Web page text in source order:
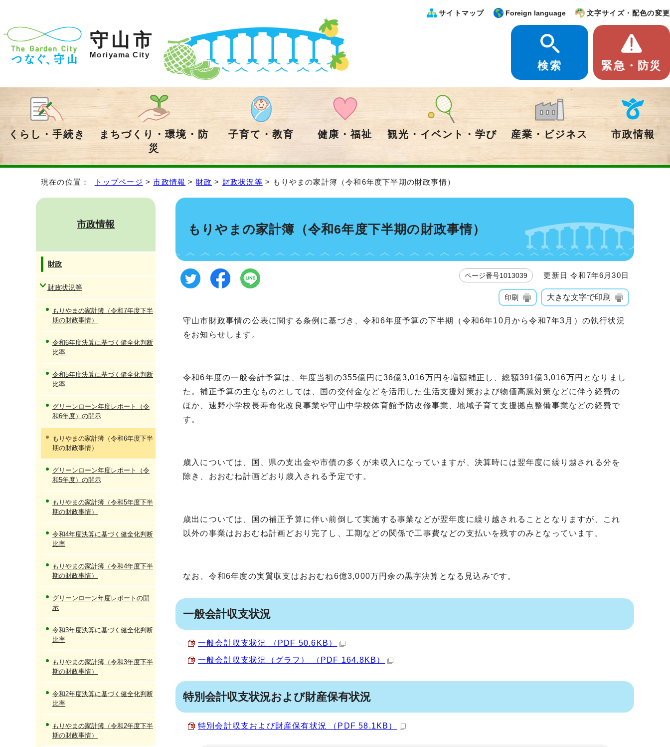
守山市
Moriyama City
サイトマップ Foreign language 文字サイズ・配色の変更
検索 緊急・防災
くらし・手続き
まちづくり・環境・防
災
子育て・教育 健康・福祉 観光・イベント・学び 産業・ビジネス 市政情報
現在の位置： トップページ >市政情報 > 財政 > 財政状況等 > もりやまの家計簿（令和6年度下半期の財政事情）
もりやまの家計簿（令和6年度下半期の財政事情）
ページ番号1013039 更新日 令和7年6月30日
印刷 大きな文字で印刷
守山市財政事情の公表に関する条例に基づき、令和6年度予算の下半期（令和6年10月から令和7年3月）の執行状況
をお知らせします。
令和6年度の一般会計予算は、年度当初の355億円に36億3,016万円を増額補正し、総額391億3,016万円となりまし
た。補正予算の主なものとしては、国の交付金などを活用した生活支援対策および物価高騰対策などに伴う経費の
ほか、速野小学校長寿命化改良事業や守山中学校体育館予防改修事業、地域子育て支援拠点整備事業などの経費で
す。
歳入については、国、県の支出金や市債の多くが未収入になっていますが、決算時には翌年度に繰り越される分を
除き、おおむね計画どおり歳入される予定です。
歳出については、国の補正予算に伴い前倒して実施する事業などが翌年度に繰り越されることとなりますが、これ
以外の事業はおおむね計画どおり完了し、工期などの関係で工事費などの支払いを残すのみとなっています。
なお、令和6年度の実質収支はおおむね6億3,000万円余の黒字決算となる見込みです。
一般会計収支状況
一般会計収支状況 （PDF 50.6KB）
一般会計収支状況（グラフ） （PDF 164.8KB）
特別会計収支状況および財産保有状況
特別会計収支および財産保有状況 （PDF 58.1KB）
市政情報
財政
財政状況等
もりやまの家計簿（令和7年度下半
期の財政事情）
令和6年度決算に基づく健全化判断
比率
令和5年度決算に基づく健全化判断
比率
グリーンローン年度レポート（令
和6年度）の開示
もりやまの家計簿（令和6年度下半
期の財政事情）
グリーンローン年度レポート（令
和5年度）の開示
もりやまの家計簿（令和5年度下半
期の財政事情）
令和4年度決算に基づく健全化判断
比率
もりやまの家計簿（令和4年度下半
期の財政事情）
グリーンローン年度レポートの開
示
令和3年度決算に基づく健全化判断
比率
もりやまの家計簿（令和3年度下半
期の財政事情）
令和2年度決算に基づく健全化判断
比率
もりやまの家計簿（令和2年度下半
期の財政事情）